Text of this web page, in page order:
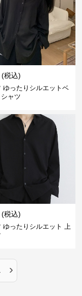
(税込)
ゆったりシルエットベ
ャツ
(税込)
ゆったりシルエット 上
›